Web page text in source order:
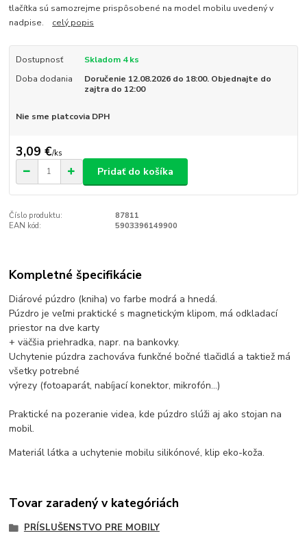
tlačítka sú samozrejme prispôsobené na model mobilu uvedený v
nadpise. celý popis
Dostupnosť
Skladom 4 ks
Doba dodania
Doručenie 12.08.2026 do 18:00. Objednajte do
zajtra do 12:00
Nie sme platcovia DPH
3,09 €/ks
Pridať do košíka
Číslo produktu:
87811
EAN kód:
5903396149900
Kompletné špecifikácie
Diárové púzdro (kniha) vo farbe modrá a hnedá.
Púzdro je veľmi praktické s magnetickým klipom, má odkladací
priestor na dve karty
+ väčšia priehradka, napr. na bankovky.
Uchytenie púzdra zachováva funkčné bočné tlačidlá a taktiež má
všetky potrebné
výrezy (fotoaparát, nabíjací konektor, mikrofón...)
Praktické na pozeranie videa, kde púzdro slúži aj ako stojan na
mobil.
Materiál látka a uchytenie mobilu silikónové, klip eko-koža.
Tovar zaradený v kategóriách
PRÍSLUŠENSTVO PRE MOBILY